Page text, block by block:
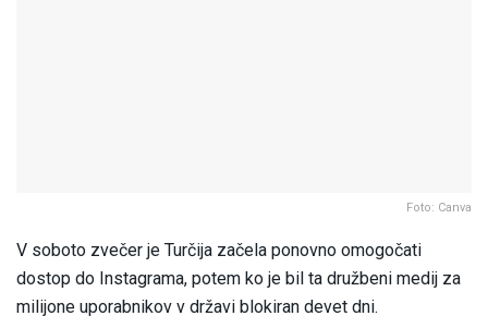
Foto: Canva
V soboto zvečer je Turčija začela ponovno omogočati
dostop do Instagrama, potem ko je bil ta družbeni medij za
milijone uporabnikov v državi blokiran devet dni.